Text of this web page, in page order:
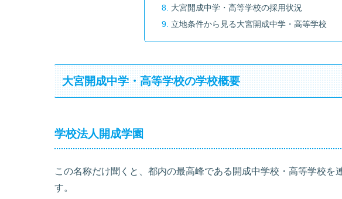
大宮開成中学・高等学校の採用状況
立地条件から見る大宮開成中学・高等学校
大宮開成中学・高等学校の学校概要
学校法人開成学園
この名称だけ聞くと、都内の最高峰である開成中学校・高等学校を
す。